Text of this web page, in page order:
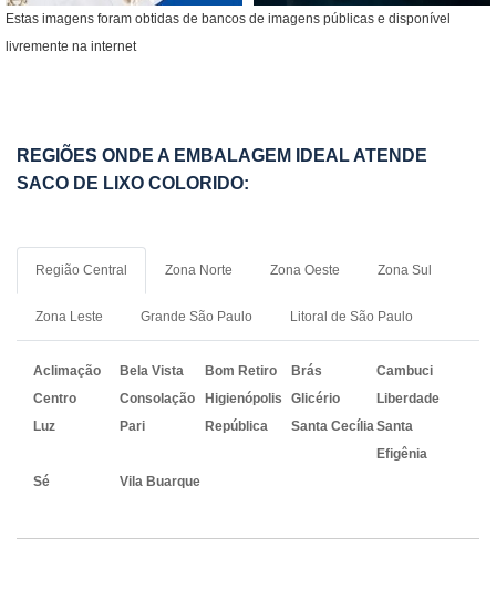
Estas imagens foram obtidas de bancos de imagens públicas e disponível
livremente na internet
REGIÕES ONDE A EMBALAGEM IDEAL ATENDE
SACO DE LIXO COLORIDO:
Região Central Zona Norte Zona Oeste Zona Sul
Zona Leste Grande São Paulo Litoral de São Paulo
Aclimação Bela Vista Bom Retiro Brás
Cambuci
Centro
Consolação Higienópolis Glicério
Liberdade
Luz
Pari República Santa CecíliaSanta
Efigênia
Sé
Vila Buarque